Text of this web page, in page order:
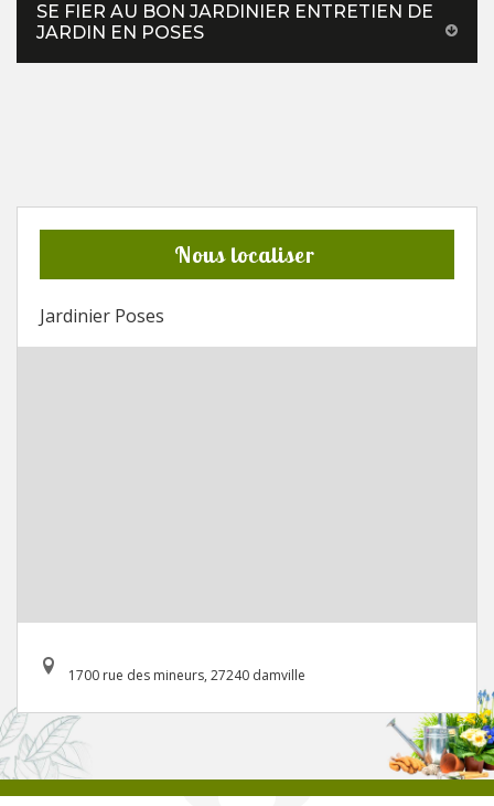
SE FIER AU BON JARDINIER ENTRETIEN DE
JARDIN EN POSES
Nous localiser
Jardinier Poses
1700 rue des mineurs, 27240 damville